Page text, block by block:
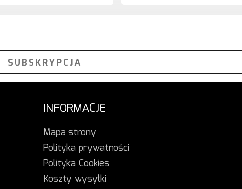
INFORMACJE
Mapa strony
Polityka prywatności
Polityka Cookies
Koszty wysyłki